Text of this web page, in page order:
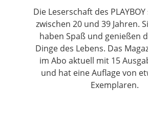
Die Leserschaft des
zwischen 20 und 39 Jahren.
haben Spaß und genießen
Dinge des Lebens. Das
im Abo aktuell mit 15
und hat eine Auflage von
Exemplaren.